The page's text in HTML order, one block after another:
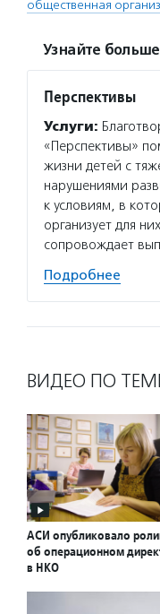
общественная
Узнайте
Перспективы
Услуги:
«Перспективы»
жизни детей с
нарушениями
к условиям, в
организует для
сопровождает
Подробнее
ВИДЕО ПО
АСИ опубликовало
об операционном
в НКО